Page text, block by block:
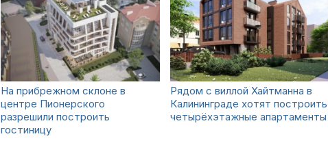
На прибрежном склоне в
центре Пионерского
разрешили построить
гостиницу
Рядом с виллой Хайтманна в
Калининграде хотят построить
четырёхэтажные апартаменты